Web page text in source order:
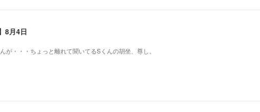
8月4日
が・・・ちょっと離れて聞いてるSくんの胡坐、尊し。